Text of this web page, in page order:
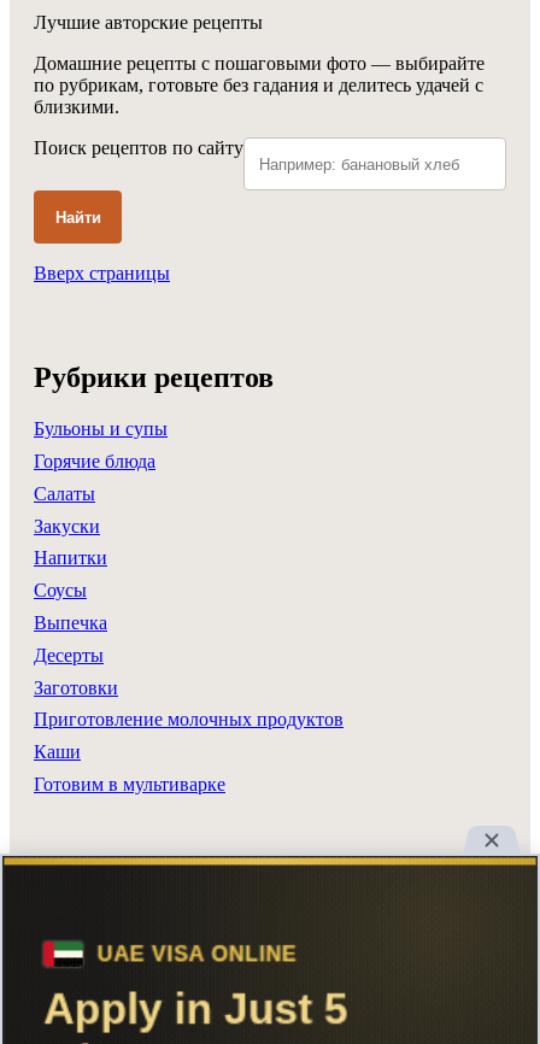
Лучшие авторские рецепты
Домашние рецепты с пошаговыми фото — выбирайте
по рубрикам, готовьте без гадания и делитесь удачей с
близкими.
Поиск рецептов по сайту
Найти
Вверх страницы
Рубрики рецептов
Бульоны и супы
Горячие блюда
Салаты
Закуски
Напитки
Соусы
Выпечка
Десерты
Заготовки
Приготовление молочных продуктов
Каши
Готовим в мультиварке
Главная
Поиск
Авторы
Реклама